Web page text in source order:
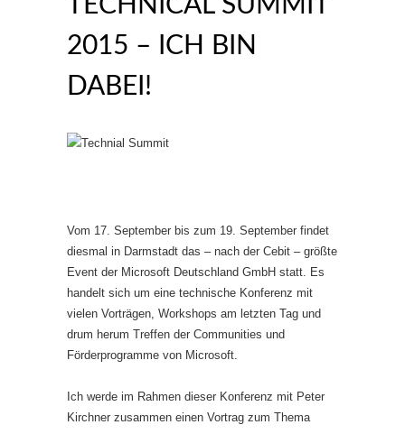
TECHNICAL SUMMIT
2015 – ICH BIN
DABEI!
Vom 17. September bis zum 19. September findet
diesmal in Darmstadt das – nach der Cebit – größte
Event der Microsoft Deutschland GmbH statt. Es
handelt sich um eine technische Konferenz mit
vielen Vorträgen, Workshops am letzten Tag und
drum herum Treffen der Communities und
Förderprogramme von Microsoft.
Ich werde im Rahmen dieser Konferenz mit Peter
Kirchner zusammen einen Vortrag zum Thema